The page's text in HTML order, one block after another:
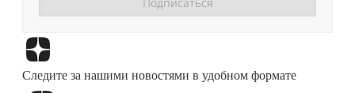
Следите за нашими новостями в удобном формате